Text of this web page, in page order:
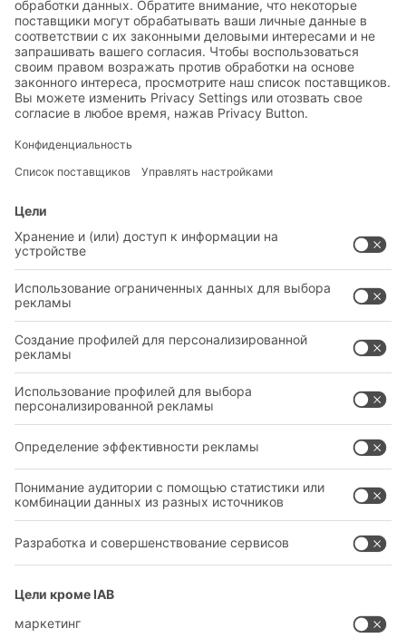
+380 67 395 32 62
СДЕЛАТЬ ЗАПРОС
РЕШЕНИЯ
СИСТЕМА
ОТРАСЛИ
НОВЫЕ ПРОДУКТЫ
КОНСУЛЬТАЦИИ И УСЛУГИ
ЮРИДИЧЕСКАЯ ИНФОРМАЦИЯ
ПОЛИТИКА КОНФИДЕНЦИАЛЬНОСТИ
КОНТАКТЫ ГЛАВНОГО ОФИСА
НАСТРОЙКИ КОНФИДЕНЦИАЛЬНОСТИ